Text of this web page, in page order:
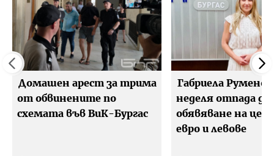
Домашен арест за трима
от обвинените по
схемата във ВиК-Бургас
Габриела
неделя отпада
обявяване на
евро и левове